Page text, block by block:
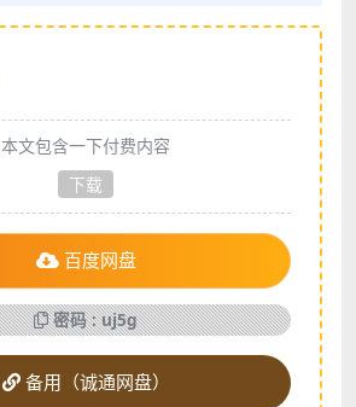
本文包含一下付费内容
下载
百度网盘
密码 : uj5g
备用（诚通网盘）